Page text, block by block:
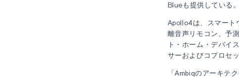
Blueも提供している。
Apollo4は、スマート
離音声リモコン、予
ト・ホーム・デバイ
サーおよびコプロセ
「Ambiqのアーキテ